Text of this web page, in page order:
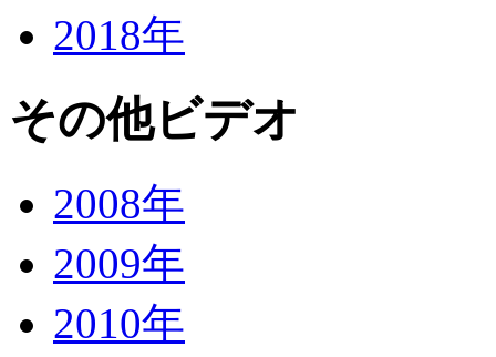
2018年
その他ビデオ
2008年
2009年
2010年